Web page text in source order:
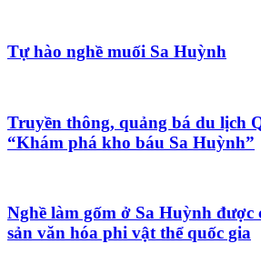
Tự hào nghề muối Sa Huỳnh
Truyền thông, quảng bá du lịch
“Khám phá kho báu Sa Huỳnh”
Nghề làm gốm ở Sa Huỳnh được
sản văn hóa phi vật thể quốc gia